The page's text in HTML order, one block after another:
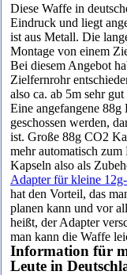
Diese Waffe in
Eindruck und liegt
ist aus Metall. Die
Montage von einem
Bei diesem Angebot
Zielfernrohr
also ca. ab 5m sehr
Eine angefangene
geschossen werden,
ist. Große 88g CO2
mehr automatisch
Kapseln also als
Adapter für kleine
hat den Vorteil, das
planen kann und vor
heißt, der Adapter
man kann die Waffe
Information für
Leute in